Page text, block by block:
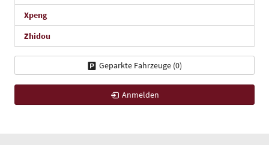
Xpeng
Zhidou
Geparkte Fahrzeuge (0)
Anmelden